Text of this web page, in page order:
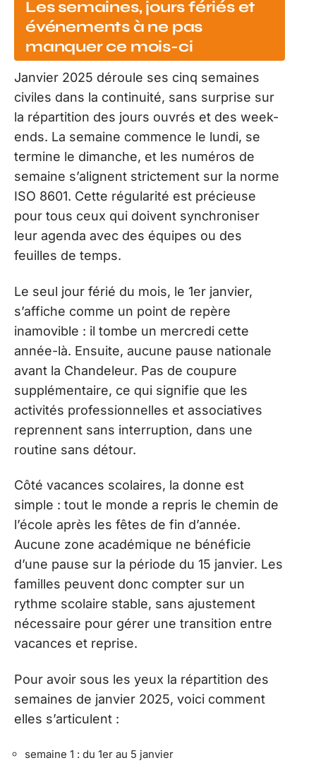
Les semaines, jours fériés et
événements à ne pas
manquer ce mois-ci
Janvier 2025 déroule ses cinq semaines
civiles dans la continuité, sans surprise sur
la répartition des jours ouvrés et des week-
ends. La semaine commence le lundi, se
termine le dimanche, et les numéros de
semaine s’alignent strictement sur la norme
ISO 8601. Cette régularité est précieuse
pour tous ceux qui doivent synchroniser
leur agenda avec des équipes ou des
feuilles de temps.
Le seul jour férié du mois, le 1er janvier,
s’affiche comme un point de repère
inamovible : il tombe un mercredi cette
année-là. Ensuite, aucune pause nationale
avant la Chandeleur. Pas de coupure
supplémentaire, ce qui signifie que les
activités professionnelles et associatives
reprennent sans interruption, dans une
routine sans détour.
Côté vacances scolaires, la donne est
simple : tout le monde a repris le chemin de
l’école après les fêtes de fin d’année.
Aucune zone académique ne bénéficie
d’une pause sur la période du 15 janvier. Les
familles peuvent donc compter sur un
rythme scolaire stable, sans ajustement
nécessaire pour gérer une transition entre
vacances et reprise.
Pour avoir sous les yeux la répartition des
semaines de janvier 2025, voici comment
elles s’articulent :
semaine 1 : du 1er au 5 janvier